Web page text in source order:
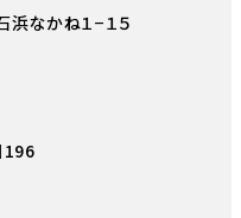
なかね１−１５
196